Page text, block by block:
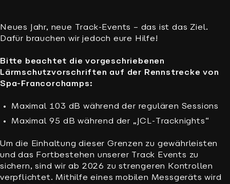
Neues Jahr, neue Track-Events – das ist das Ziel.
Dafür brauchen wir jedoch eure Hilfe!
Bitte beachtet die vorgeschriebenen
Lärmschutzvorschriften auf der Rennstrecke von
Spa-Francorchamps:
Maximal 103 dB während der regulären Sessions
Maximal 95 dB während der „JCL-Tracknights“
Um die Einhaltung dieser Grenzen zu gewährleisten
und das Fortbestehen unserer Track Events zu
sichern, sind wir ab 2026 zu strengeren Kontrollen
verpflichtet. Mithilfe eines mobilen Messgeräts wird